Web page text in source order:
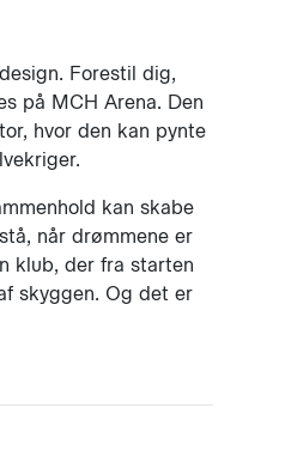
Forestil dig,
på MCH Arena. Den
hvor den kan pynte
kan skabe
når drømmene er
klub, der fra starten
skyggen. Og det er